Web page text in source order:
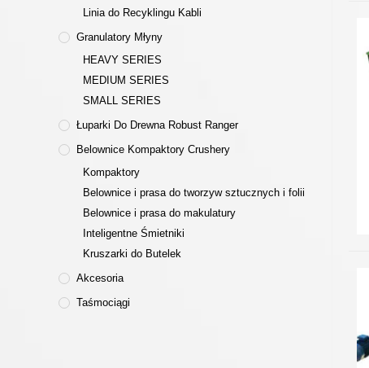
Linia do Recyklingu Kabli
Granulatory Młyny
HEAVY SERIES
MEDIUM SERIES
SMALL SERIES
Łuparki Do Drewna Robust Ranger
Belownice Kompaktory Crushery
Kompaktory
Belownice i prasa do tworzyw sztucznych i folii
Belownice i prasa do makulatury
Inteligentne Śmietniki
Kruszarki do Butelek
Akcesoria
Taśmociągi